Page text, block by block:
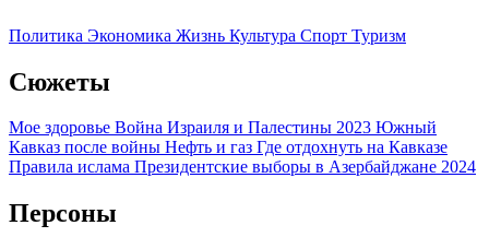
Политика Экономика Жизнь Культура Спорт Туризм
Сюжеты
Мое здоровье Война Израиля и Палестины 2023 Южный
Кавказ после войны Нефть и газ Где отдохнуть на Кавказе
Правила ислама Президентские выборы в Азербайджане 2024
Персоны